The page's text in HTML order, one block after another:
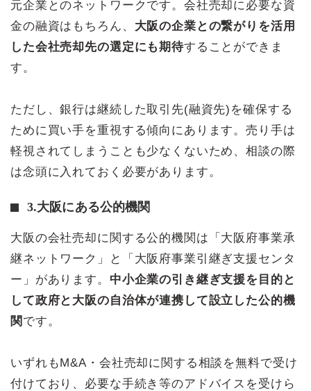
元企業とのネットワークです。会社売却に必要な資
金の融資はもちろん、 大阪の企業との繋がりを活用
した会社売却先の選定にも期待することができま
す。
ただし、銀行は継続した取引先(融資先)を確保する
ために買い手を重視する傾向にあります。売り手は
軽視されてしまうことも少なくないため、相談の際
は念頭に入れておく必要があります。
3.大阪にある公的機関
大阪の会社売却に関する公的機関は「大阪府事業承
継ネットワーク」と「大阪府事業引継ぎ支援センタ
ー」があります。 中小企業の引き継ぎ支援を目的と
して政府と大阪の自治体が連携して設立した公的機
関 です。
いずれもM&A・会社売却に関する相談を無料で受け
付けており、必要な手続き等のアドバイスを受けら